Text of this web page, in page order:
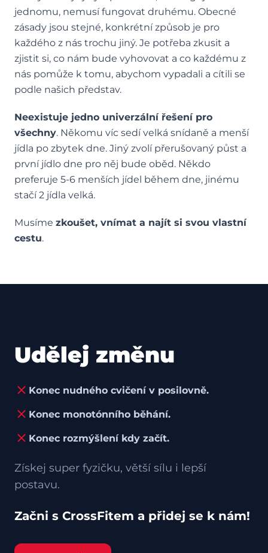
jednomu, nemusí fungovat druhému. Obecné
zásady jsou stejné, konkrétní způsob je pro
každého z nás trochu jiný. Je potřeba zkusit a
zjistit si, co nám bude vyhovovat a co každému z
nás pomůže k tomu, abychom vypadali a cítili se
podle našich představ.
Neexistuje jedno univerzální řešení pro
všechny. Někomu víc sedí velká snídaně a menší
jídla po zbytek dne. Jiný zvolí přerušovaný půst a
první jídlo dne pro něj bude oběd. Někdo
preferuje 5-6 menších jídel během dne, jinému
stačí 2 jídla velká.
Musíme zkoušet, vnímat a najít si svou vlastní
cestu.
Udělej změnu
Konec nudného cvičení v posilovně.
Konec monotónního běhání.
Konec rozmýšlení kdy začít.
Získej super fyzičku, větší sílu i lepší
postavu.
Začni s CrossFitem a přidej se k nám!